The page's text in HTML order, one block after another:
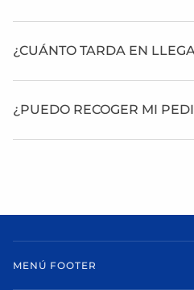
¿CUÁNTO TARDA EN
¿PUEDO RECOGER MI
MENÚ FOOTER